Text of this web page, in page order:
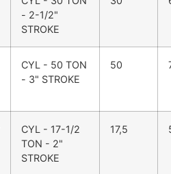
- 2-1/2"
STROKE
CYL - 50 TON
- 3" STROKE
50
CYL - 17-1/2
TON - 2"
STROKE
17,5